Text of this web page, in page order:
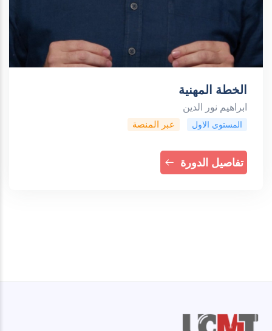
الخطة المهنية
ابراهيم نور الدين
المستوى الاول عبر المنصة
تفاصيل الدورة